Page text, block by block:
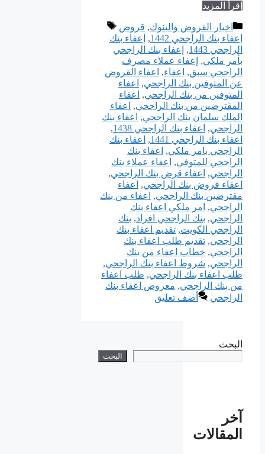
إقرأ المزيد
التصنيفات
اخبار القروض والبنوك, قروض
الوسوم
إعفاء بنك الراجحي 1442
,
إعفاء بنك
الراجحي 1443
,
إعفاء بنك الراجحي
بأمر ملكي,
إعفاء عملاء مصرف
الراجحي سبق, اعفاء,
اعفاء القروض
عن المتوفين بنك الراجحي,
اعفاء
المتوفين من بنك الراجحي,
اعفاء
المقترضين من بنك الراجحي,
اعفاء
الملك سلمان بنك الراجحي,
اعفاء بنك
الراجحي, اعفاء بنك الراجحي 1438
,
اعفاء بنك الراجحي 1441
,
اعفاء بنك
الراجحي بامر ملكي,
اعفاء بنك
الراجحي للمتوفي,
اعفاء عملاء بنك
الراجحي, اعفاء قرض بنك الراجحي,
اعفاء قروض بنك الراجحي,
اعفاء
مقترضين بنك الراجحي,
اعفاء من بنك
الراجحي, امر ملكي اعفاء بنك
الراجحي, بنك الراجحي افراد, بنك
الراجحي الكويت, تقديم اعفاء بنك
الراجحي, تقديم طلب اعفاء بنك
الراجحي, خطاب اعفاء من بنك
الراجحي, شروط اعفاء بنك الراجحي,
طلب اعفاء بنك الراجحي, طلب اعفاء
من بنك الراجحي, معروض اعفاء بنك
الراجحي
أضف تعليق
البحث
البحث
آخر
المقالات